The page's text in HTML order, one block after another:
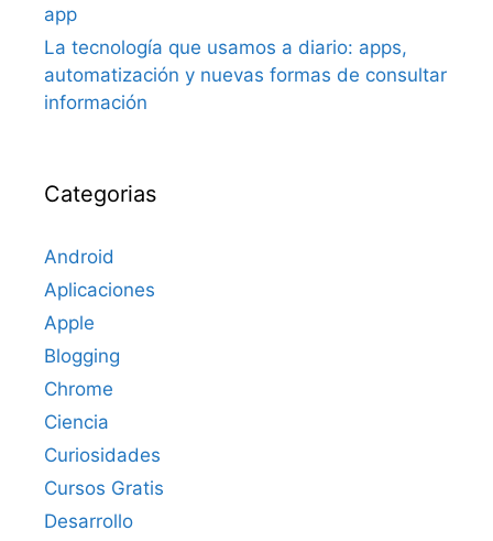
app
La tecnología que usamos a diario: apps,
automatización y nuevas formas de consultar
información
Categorias
Android
Aplicaciones
Apple
Blogging
Chrome
Ciencia
Curiosidades
Cursos Gratis
Desarrollo